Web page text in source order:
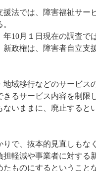
法では、障害福祉サー
10月１日現在の調査で
新政権は、障害者自立
域移行などのサービス
きるサービス内容を制
ないままに、廃止する
で、抜本的見直しもな
担軽減や事業者に対す
ものにするということ